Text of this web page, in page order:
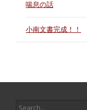
喘息の話
小南文書完成！！